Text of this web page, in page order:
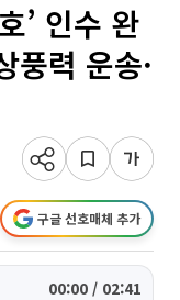
’ 인수 완
풍력 운송·
구글 선호매체 추가
00:00 / 02:41